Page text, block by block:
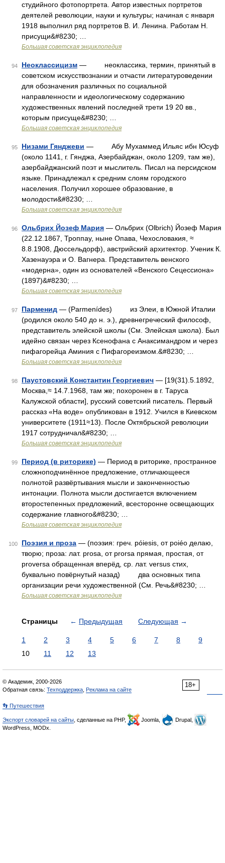
студийного фотопортрета. Автор известных портретов
деятелей революции, науки и культуры; начиная с января
1918 выполнил ряд портретов В. И. Ленина. Работам Н.
присущи&#8230; …
Большая советская энциклопедия
94 Неоклассицизм — неоклассика, термин, принятый в
советском искусствознании и отчасти литературоведении
для обозначения различных по социальной
направленности и идеологическому содержанию
художественных явлений последней трети 19 20 вв.,
которым присуще&#8230; …
Большая советская энциклопедия
95 Низами Гянджеви — Абу Мухаммед Ильяс ибн Юсуф
(около 1141, г. Гянджа, Азербайджан, около 1209, там же),
азербайджанский поэт и мыслитель. Писал на персидском
языке. Принадлежал к средним слоям городского
населения. Получил хорошее образование, в
молодости&#8230; …
Большая советская энциклопедия
96 Ольбрих Йозеф Мария — Ольбрих (Olbrich) Йозеф Мария
(22.12.1867, Троппау, ныне Опава, Чехословакия, ≈
8.8.1908, Дюссельдорф), австрийский архитектор. Ученик К.
Хазенауэра и О. Вагнера. Представитель венского
«модерна», один из основателей «Венского Сецессиона»
(1897)&#8230; …
Большая советская энциклопедия
97 Парменид — (Parmenídes) из Элеи, в Южной Италии
(родился около 540 до н. э.), древнегреческий философ,
представитель элейской школы (См. Элейская школа). Был
идейно связан через Ксенофана с Анаксимандром и через
пифагорейца Аминия с Пифагореизмом.&#8230; …
Большая советская энциклопедия
98 Паустовский Константин Георгиевич — [19(31).5.1892,
Москва,≈ 14.7.1968, там же; похоронен в г. Таруса
Калужской области], русский советский писатель. Первый
рассказ «На воде» опубликован в 1912. Учился в Киевском
университете (1911≈13). После Октябрьской революции
1917 сотрудничал&#8230; …
Большая советская энциклопедия
99 Период (в риторике) — Период в риторике, пространное
сложноподчинённое предложение, отличающееся
полнотой развёртывания мысли и законченностью
интонации. Полнота мысли достигается включением
второстепенных предложений, всесторонне освещающих
содержание главного&#8230; …
Большая советская энциклопедия
100 Поэзия и проза — (поэзия: греч. póiesis, от poiéo делаю,
творю; проза: лат. prosa, от prorsa прямая, простая, от
proversa обращенная вперёд, ср. лат. versus стих,
буквально повёрнутый назад) два основных типа
организации речи художественной (См. Речь&#8230; …
Большая советская энциклопедия
Страницы ← Предыдущая Следующая →
1 2 3 4 5 6 7 8
9
10
11 12 13
18+
© Академик, 2000-2026
Обратная связь: Техподдержка Реклама на сайте
👣 Путешествия
Экспорт словарей на сайты , сделанные на PHP, Joomla,
Drupal,
WordPress, MODx.